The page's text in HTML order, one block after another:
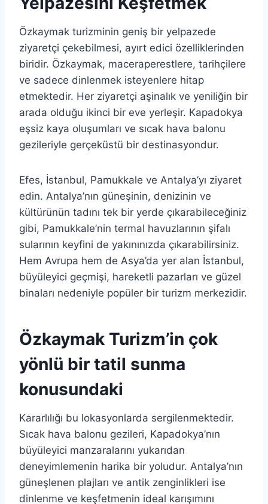
Özkaymak turizminin geniş bir yelpazede
ziyaretçi çekebilmesi, ayırt edici özelliklerinden
biridir. Özkaymak, maceraperestlere, tarihçilere
ve sadece dinlenmek isteyenlere hitap
etmektedir. Her ziyaretçi aşinalık ve yeniliğin bir
arada olduğu ikinci bir eve yerleşir. Kapadokya
eşsiz kaya oluşumları ve sıcak hava balonu
gezileriyle gerçeküstü bir destinasyondur.
Efes, İstanbul, Pamukkale ve Antalya’yı ziyaret
edin. Antalya’nın güneşinin, denizinin ve
kültürünün tadını tek bir yerde çıkarabileceğiniz
gibi, Pamukkale’nin termal havuzlarının şifalı
sularının keyfini de yakınınızda çıkarabilirsiniz.
Hem Avrupa hem de Asya’da yer alan İstanbul,
büyüleyici geçmişi, hareketli pazarları ve güzel
binaları nedeniyle popüler bir turizm merkezidir.
Özkaymak Turizm’in çok
yönlü bir tatil sunma
konusundaki
Kararlılığı bu lokasyonlarda sergilenmektedir.
Sıcak hava balonu gezileri, Kapadokya’nın
büyüleyici manzaralarını yukarıdan
deneyimlemenin harika bir yoludur. Antalya’nın
güneşlenen plajları ve antik zenginlikleri ise
dinlenme ve keşfetmenin ideal karışımını